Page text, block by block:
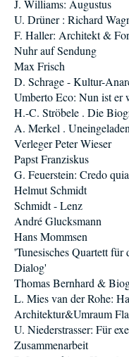
J. Williams: Augustus
U. Drüner : Richard
F. Haller: Architekt &
Nuhr auf Sendung
Max Frisch
D. Schrage - Kultur-
Umberto Eco: Nun ist er
H.-C. Ströbele . Die
A. Merkel .
Verleger Peter Wieser
Papst Franziskus
G. Feuerstein: Credo
Helmut Schmidt
Schmidt - Lenz
André Glucksmann
Hans Mommsen
'Tunesisches Quartett für
Dialog'
Thomas Bernhard &
L. Mies van der Rohe:
Architektur&Umraum
U. Niederstrasser: Für
Zusammenarbeit